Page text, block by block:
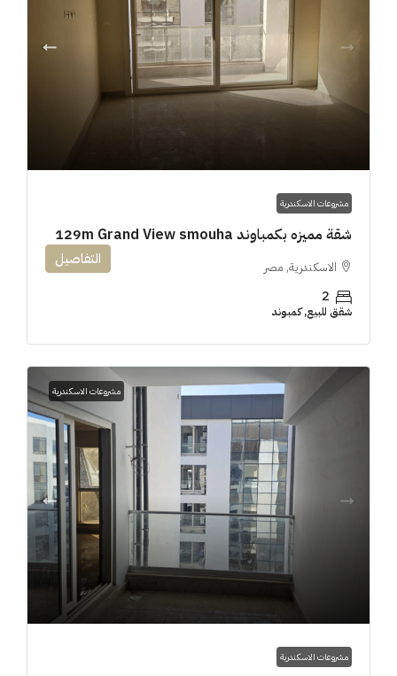
مشروعات الاسكندرية
شقة مميزه بكمباوند 129m Grand View smouha
الاسكندرية, مصر
2
شقق للبيع, كمبوند
التفاصيل
مشروعات الاسكندرية
مشروعات الاسكندرية